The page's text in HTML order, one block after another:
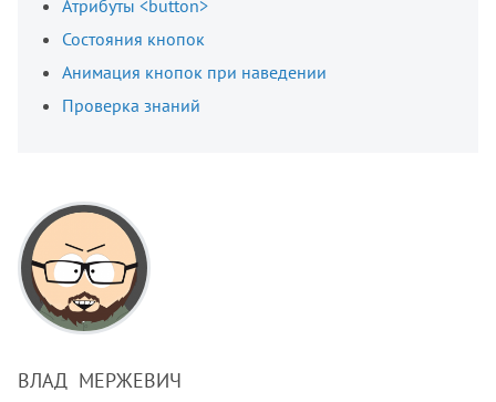
Атрибуты <button>
Состояния кнопок
Анимация кнопок при наведении
Проверка знаний
ВЛАД МЕРЖЕВИЧ